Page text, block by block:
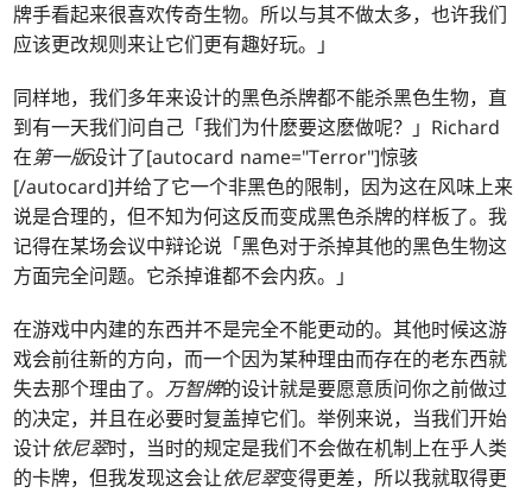
牌手看起来很喜欢传奇生物。所以与其不做太多，也许我们
应该更改规则来让它们更有趣好玩。」
同样地，我们多年来设计的黑色杀牌都不能杀黑色生物，直
到有一天我们问自己「我们为什麽要这麽做呢？」Richard
在第一版设计了[autocard name="Terror"]惊骇
[/autocard]并给了它一个非黑色的限制，因为这在风味上来
说是合理的，但不知为何这反而变成黑色杀牌的样板了。我
记得在某场会议中辩论说「黑色对于杀掉其他的黑色生物这
方面完全问题。它杀掉谁都不会内疚。」
在游戏中内建的东西并不是完全不能更动的。其他时候这游
戏会前往新的方向，而一个因为某种理由而存在的老东西就
失去那个理由了。 万智牌的设计就是要愿意质问你之前做过
的决定，并且在必要时复盖掉它们。举例来说，当我们开始
设计依尼翠时，当时的规定是我们不会做在机制上在乎人类
的卡牌，但我发现这会让依尼翠变得更差，所以我就取得更